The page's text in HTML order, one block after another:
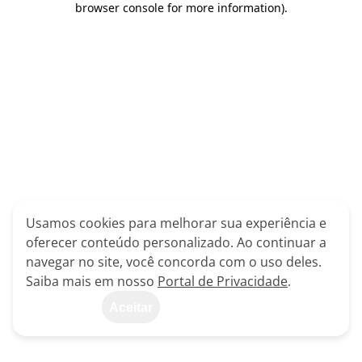
browser console for more information).
Usamos cookies para melhorar sua experiência e
oferecer conteúdo personalizado. Ao continuar a
navegar no site, você concorda com o uso deles.
Saiba mais em nosso Portal de Privacidade.